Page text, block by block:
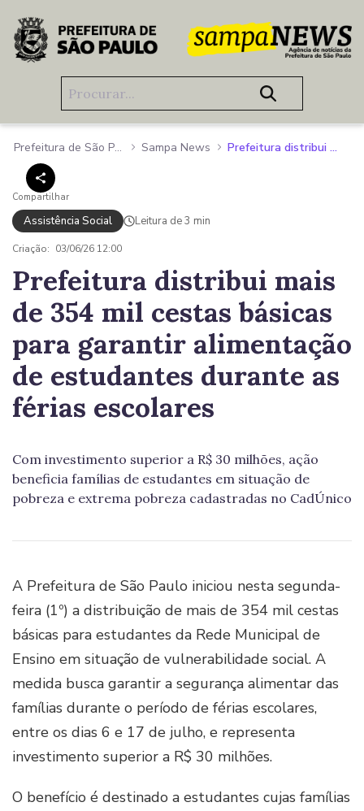
Pular para o Conteúdo principal
Prefeitura de São Paulo Sampa News Prefeitura distribui mais de 354 mil cestas básicas para garantir alimentação de estudantes durante as férias escolares
Compartilhar
Assistência Social Leitura de 3 min
Criação: 03/06/26 12:00
Prefeitura distribui mais
de 354 mil cestas básicas
para garantir alimentação
de estudantes durante as
férias escolares
Com investimento superior a R$ 30 milhões, ação
beneficia famílias de estudantes em situação de
pobreza e extrema pobreza cadastradas no CadÚnico
A Prefeitura de São Paulo iniciou nesta segunda-
feira (1º) a distribuição de mais de 354 mil cestas
básicas para estudantes da Rede Municipal de
Ensino em situação de vulnerabilidade social. A
medida busca garantir a segurança alimentar das
famílias durante o período de férias escolares,
entre os dias 6 e 17 de julho, e representa
investimento superior a R$ 30 milhões.
O benefício é destinado a estudantes cujas famílias